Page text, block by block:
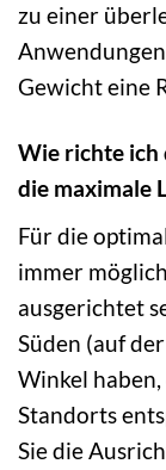
zu einer
Gewicht eine
Wie richte ich
die maximale
Für die
immer
ausgerichtet
Süden (auf
Winkel
Standorts
Sie die